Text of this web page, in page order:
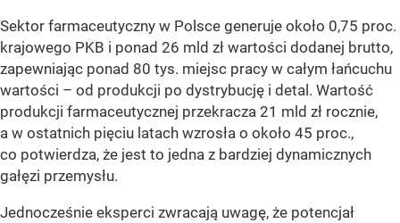
Sektor farmaceutyczny w Polsce generuje około 0,75 proc.
krajowego PKB i ponad 26 mld zł wartości dodanej brutto,
zapewniając ponad 80 tys. miejsc pracy w całym łańcuchu
wartości – od produkcji po dystrybucję i detal. Wartość
produkcji farmaceutycznej przekracza 21 mld zł rocznie,
a w ostatnich pięciu latach wzrosła o około 45 proc.,
co potwierdza, że jest to jedna z bardziej dynamicznych
gałęzi przemysłu.
Jednocześnie eksperci zwracają uwagę, że potencjał